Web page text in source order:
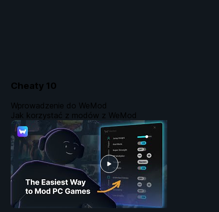
Cheaty 10
Wprowadzenie do WeMod
Jak korzystać z modów z WeMod